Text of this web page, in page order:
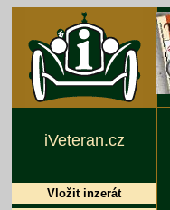
iVeteran.cz
Vložit inzerát